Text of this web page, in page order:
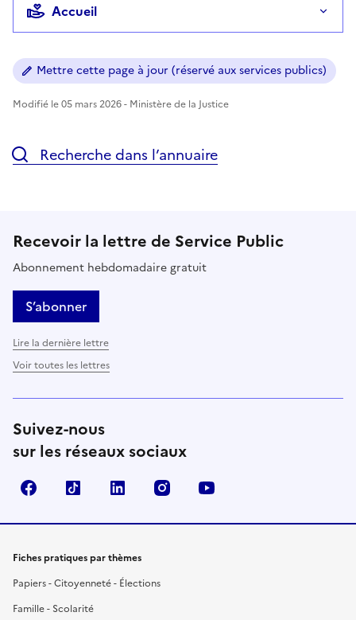
Accueil
Mettre cette page à jour (réservé aux services publics)
Modifié le 05 mars 2026 - Ministère de la Justice
Recherche dans l’annuaire
Recevoir la lettre de Service Public
Abonnement hebdomadaire gratuit
S’abonner
Lire la dernière lettre
Voir toutes les lettres
Suivez-nous
sur les réseaux sociaux
FacebookTikTok LinkedIn Instagram
Fiches pratiques par thèmes
Papiers - Citoyenneté - Élections
Famille - Scolarité